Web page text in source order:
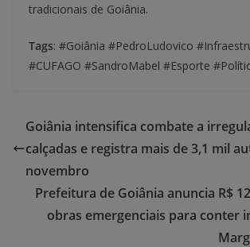
tradicionais de Goiânia.
Tags: #Goiânia #PedroLudovico
#CUFAGO #SandroMabel #Esporte
Goiânia intensifica combate a
calçadas e registra mais de 3,1 mil
novembro
Prefeitura de Goiânia anuncia R$
obras emergenciais para conter